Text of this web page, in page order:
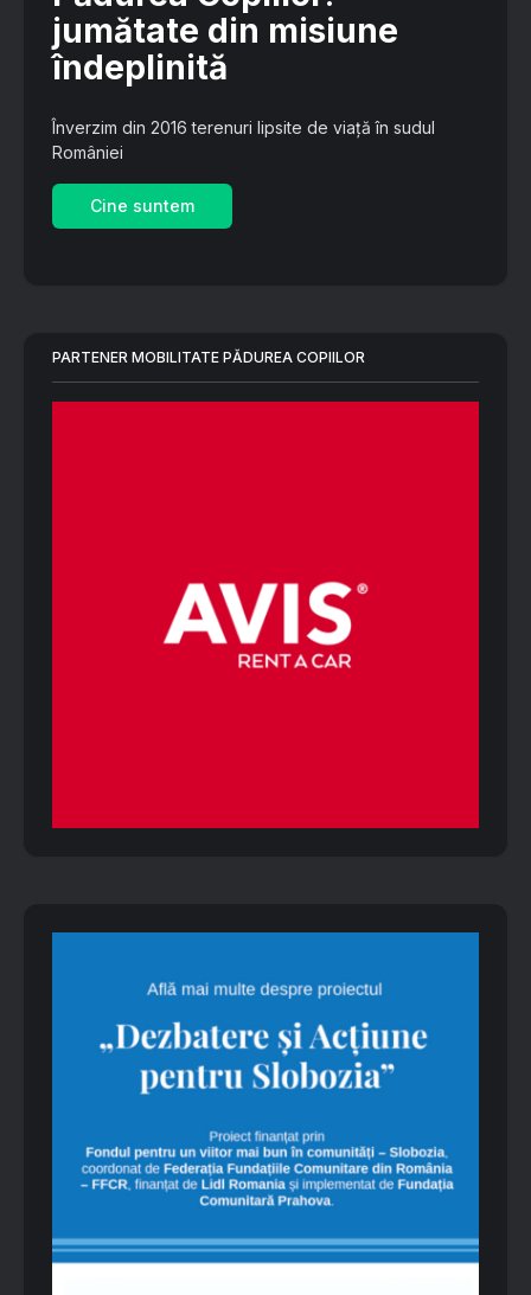
jumătate din misiune
îndeplinită
Înverzim din 2016 terenuri lipsite de viață în sudul
României
Cine suntem
PARTENER MOBILITATE PĂDUREA COPIILOR